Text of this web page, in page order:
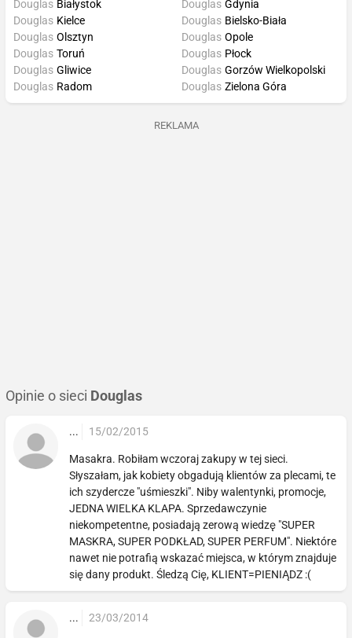
Douglas Białystok
Douglas Kielce
Douglas Gdynia
Douglas Bielsko-Biała
Douglas Olsztyn
Douglas Toruń
Douglas Gliwice
Douglas Radom
Douglas Opole
Douglas Płock
Douglas Gorzów Wielkopolski
Douglas Zielona Góra
REKLAMA
Opinie o sieci Douglas
... 15/02/2015
Masakra. Robiłam wczoraj zakupy w tej sieci.
Słyszałam, jak kobiety obgadują klientów za plecami, te
ich szydercze "uśmieszki". Niby walentynki, promocje,
JEDNA WIELKA KLAPA. Sprzedawczynie
niekompetentne, posiadają zerową wiedzę "SUPER
MASKRA, SUPER PODKŁAD, SUPER PERFUM". Niektóre
nawet nie potrafią wskazać miejsca, w którym znajduje
się dany produkt. Śledzą Cię, KLIENT=PIENIĄDZ :(
... 23/03/2014